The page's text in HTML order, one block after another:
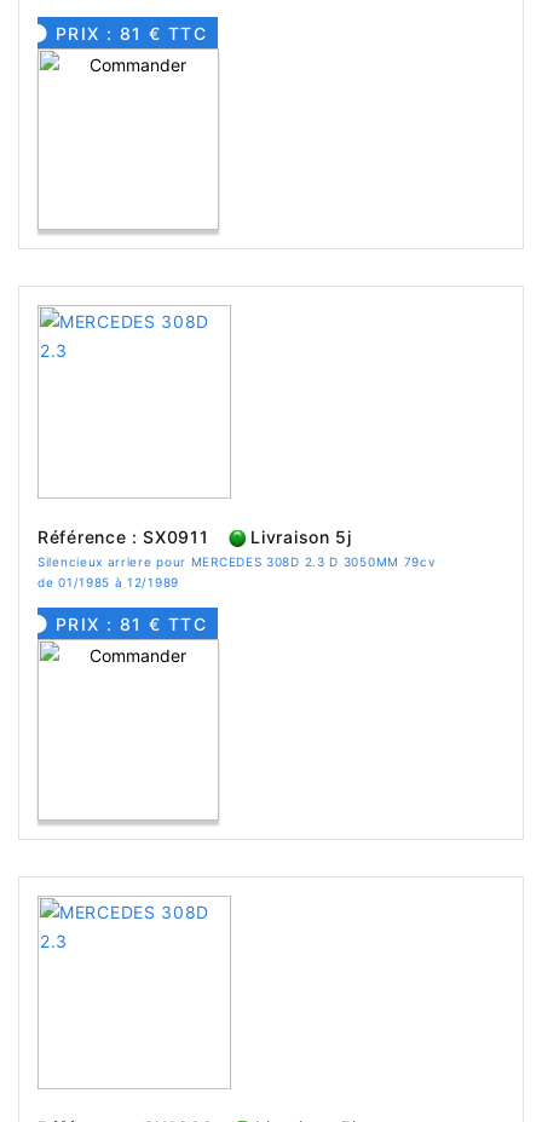
PRIX : 81 € TTC
Référence : SX0911 Livraison 5j
Silencieux arriere pour MERCEDES 308D 2.3 D 3050MM 79cv
de 01/1985 à 12/1989
PRIX : 81 € TTC